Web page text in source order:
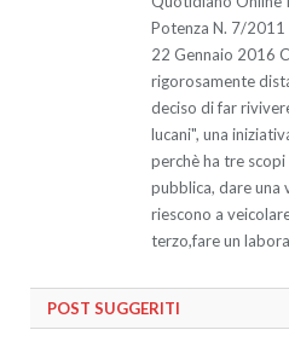
Potenza N. 7/2011
22 Gennaio 2016
rigorosamente
deciso di far
lucani", una
perchè ha tre
pubblica, dare una
riescono a
terzo,fare un
POST SUGGERITI